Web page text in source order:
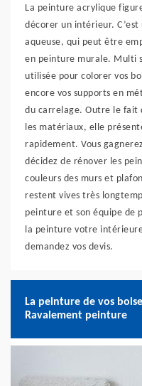
La peinture acrylique
décorer un intérieur.
aqueuse, qui peut être
en peinture murale. Multi
utilisée pour colorer vos
encore vos supports en
du carrelage. Outre le fait
les matériaux, elle
rapidement. Vous
décidez de rénover les
couleurs des murs et
restent vives très
peinture et son équipe de
la peinture votre
demandez vos devis.
La peinture de vos
Ravalement peinture